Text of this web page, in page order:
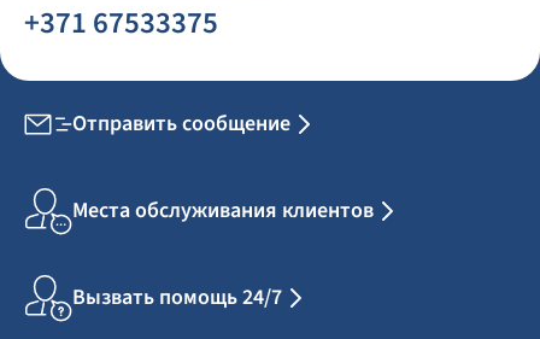
+371 67533375
Отправить сообщение
Места обслуживания клиентов
Вызвать помощь 24/7